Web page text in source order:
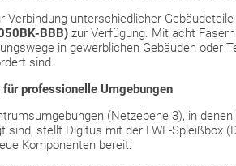
Verbindung unterschiedlicher
BBB) zur Verfügung. Mit acht
in gewerblichen Gebäuden oder
sind.
professionelle Umgebungen
(Netzebene 3), in
sind, stellt Digitus mit der LWL-Spleißbox
Komponenten bereit: